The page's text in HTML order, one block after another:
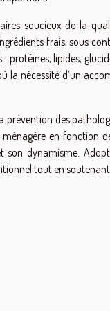
soucieux de la
frais, sous
protéines, lipides,
la nécessité d’un
des
en fonction
dynamisme.
tout en soutenant